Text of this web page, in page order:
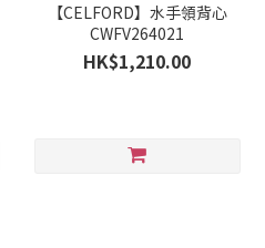
【CELFORD】水手領背心
CWFV264021
HK$1,210.00